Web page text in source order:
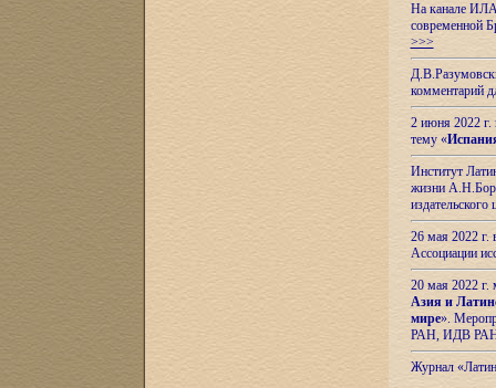
На канале ИЛА
современной
>>>
комментарий
2 июня 2022 г.
тему «
Институт
жизни
26 мая 2022
Ассоциации
20 мая 2022
Азия и
мире».
РАН, ИДВ
Журнал